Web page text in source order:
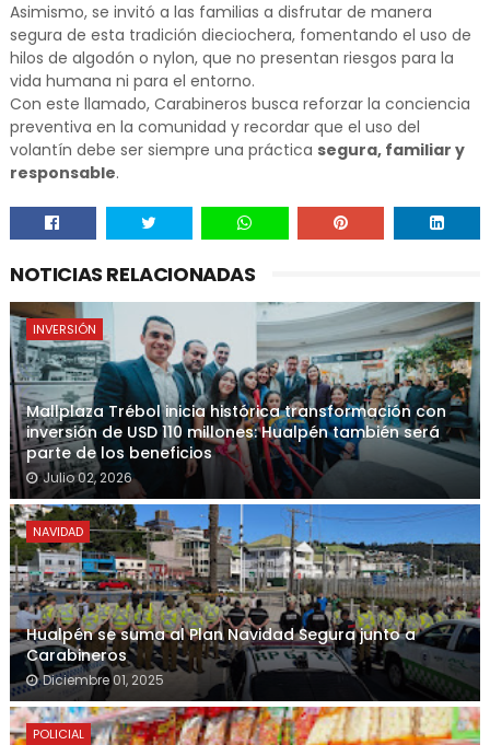
Asimismo, se invitó a las familias a disfrutar de manera
segura de esta tradición dieciochera, fomentando el uso de
hilos de algodón o nylon, que no presentan riesgos para la
vida humana ni para el entorno.
Con este llamado, Carabineros busca reforzar la conciencia
preventiva en la comunidad y recordar que el uso del
volantín debe ser siempre una práctica segura, familiar y
responsable.
NOTICIAS RELACIONADAS
INVERSIÓN
Mallplaza Trébol inicia histórica transformación con
inversión de USD 110 millones: Hualpén también será
parte de los beneficios
Julio 02, 2026
NAVIDAD
Hualpén se suma al Plan Navidad Segura junto a
Carabineros
Diciembre 01, 2025
POLICIAL